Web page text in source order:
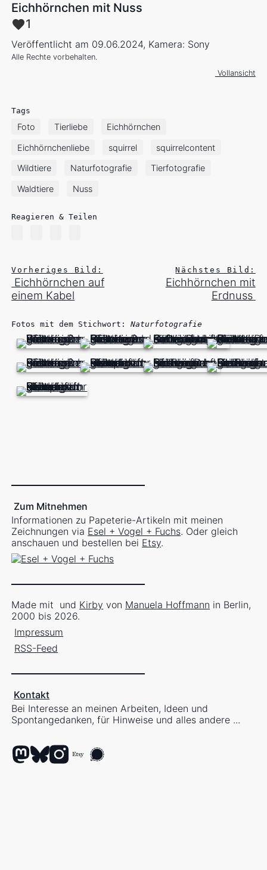
Eichhörnchen mit Nuss
1
Veröffentlicht am 09.06.2024, Kamera: Sony
Alle Rechte vorbehalten.
Vollansicht
Tags
Foto Tierliebe Eichhörnchen
Eichhörnchenliebe squirrel squirrelcontent
Wildtiere Naturfotografie Tierfotografie
Waldtiere Nuss
Reagieren & Teilen
Vorheriges Bild:
Eichhörnchen auf
einem Kabel
Nächstes Bild:
Eichhörnchen mit
Erdnuss
Fotos mit dem Stichwort:Naturfotografie
Zum Mitnehmen
Informationen zu Papeterie-Artikeln mit meinen
Zeichnungen via Esel + Vogel + Fuchs. Oder gleich
anschauen und bestellen bei Etsy.
Made mit und Kirby von Manuela Hoffmann in Berlin,
2000 bis 2026.
Impressum
RSS-Feed
Kontakt
Bei Interesse an meinen Arbeiten, Ideen und
Spontangedanken, für Hinweise und alles andere ...